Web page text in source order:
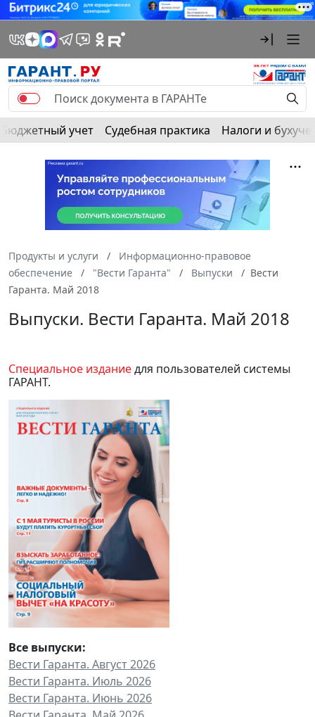
Бюджетный учет Судебная практика Налоги и
Продукты и услуги
Информационно-правовое
обеспечение
"Вести Гаранта" Выпуски
Вести
Гаранта. Май 2018
Выпуски. Вести Гаранта. Май 2018
Специальное изданиедля пользователей системы
ГАРАНТ.
Все выпуски:
Вести Гаранта. Август 2026
Вести Гаранта. Июль 2026
Вести Гаранта. Июнь 2026